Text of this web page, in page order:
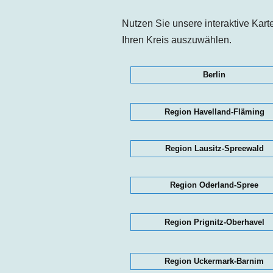
Nutzen Sie unsere interaktive
Ihren Kreis auszuwählen.
Berlin
Region Havelland-Fläming
Region Lausitz-Spreewald
Region Oderland-Spree
Region Prignitz-Oberhavel
Region Uckermark-Barnim